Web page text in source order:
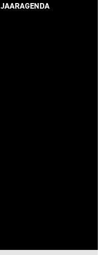
JAARAGENDA